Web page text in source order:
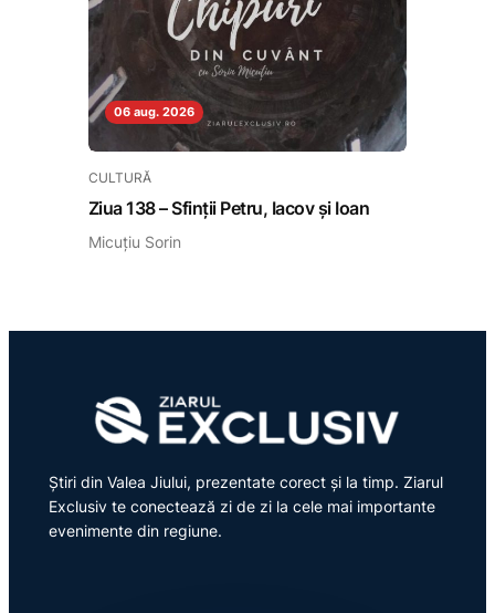
06 aug. 2026
CULTURĂ
Ziua 138 – Sfinții Petru, Iacov și Ioan
Micuțiu Sorin
Știri din Valea Jiului, prezentate corect și la timp. Ziarul
Exclusiv te conectează zi de zi la cele mai importante
evenimente din regiune.